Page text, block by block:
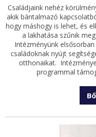
Családjaink nehéz
akik bántalmazó
hogy máshogy is lehet, és
a lakhatása szűnik
Intézményünk
családoknak nyújt
otthonaikat.
programmal